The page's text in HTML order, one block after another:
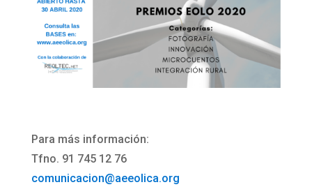
Para más información:
Tfno. 91 745 12 76
comunicacion@aeeolica.org